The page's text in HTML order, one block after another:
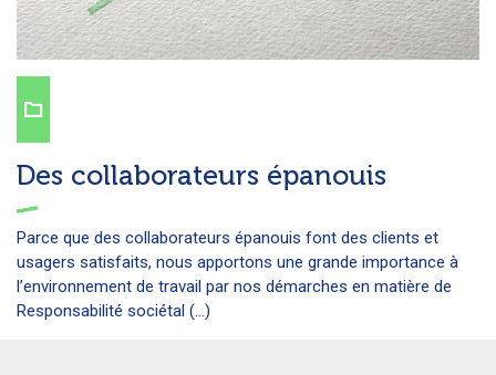
Des collaborateurs épanouis
Parce que des collaborateurs épanouis font des clients et
usagers satisfaits, nous apportons une grande importance à
l’environnement de travail par nos démarches en matière de
Responsabilité sociétal (...)